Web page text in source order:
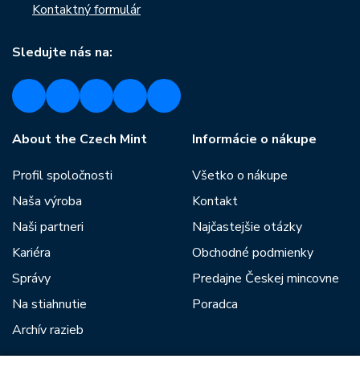
Kontaktný formulár
Sledujte nás na:
About the Czech Mint
Profil spoločnosti
Naša výroba
Naši partneri
Kariéra
Správy
Na stiahnutie
Archív razieb
Informácie o nákupe
Všetko o nákupe
Kontakt
Najčastejšie otázky
Obchodné podmienky
Predajne Českej mincovne
Poradca